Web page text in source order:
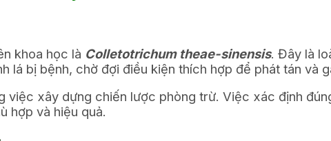
khoa học là Colletotrichum theae-sinensis. Đây là
bị bệnh, chờ đợi điều kiện thích hợp để phát tán và
việc xây dựng chiến lược phòng trừ. Việc xác định
hợp và hiệu quả.